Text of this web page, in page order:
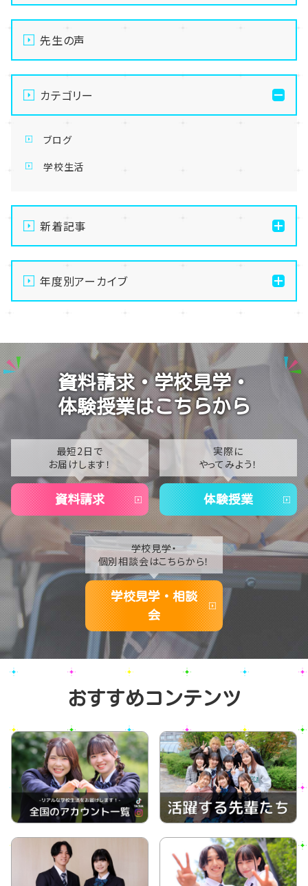
先生の声
カテゴリー
ブログ
学校生活
新着記事
【なんば】体験授業で高級感のあるマンゴータルト作り
ました！🥭✨
【なんば】キラリと輝く宝物✨「光るハーバリウム」作り
【なんば】校舎紹介の「自習室編」✨
【なんば】笑顔が溢れたオープンスクール😊在校生の
温かいお出迎えで素敵な1日に🌷
【なんば】夏季休校期間のお知らせ🍉
年度別アーカイブ
2025
2024
2023
2021
2020
資料請求・学校見学・
体験授業はこちらから
最短2日で
お届けします！
資料請求
実際に
やってみよう！
体験授業
学校見学・
個別相談会はこちらから！
学校見学・相談
会
おすすめコンテンツ